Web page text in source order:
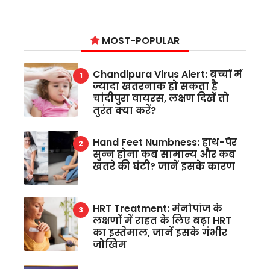
MOST-POPULAR
Chandipura Virus Alert: बच्चों में
ज्यादा खतरनाक हो सकता है
चांदीपुरा वायरस, लक्षण दिखें तो
तुरंत क्या करें?
Hand Feet Numbness: हाथ-पैर
सुन्न होना कब सामान्य और कब
खतरे की घंटी? जानें इसके कारण
HRT Treatment: मेनोपॉज के
लक्षणों में राहत के लिए बढ़ा HRT
का इस्तेमाल, जानें इसके गंभीर
जोखिम